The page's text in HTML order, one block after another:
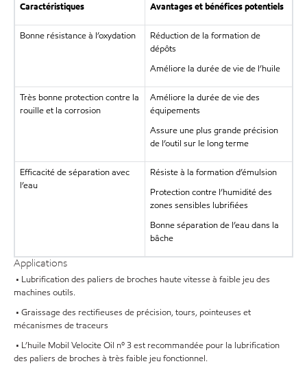
Caractéristiques Avantages et bénéfices potentiels
Bonne résistance à l’oxydation
Réduction de la formation de
dépôts
Améliore la durée de vie de l’huile
Très bonne protection contre la
rouille et la corrosion
Améliore la durée de vie des
équipements
Assure une plus grande précision
de l’outil sur le long terme
Efficacité de séparation avec
l’eau
Résiste à la formation d’émulsion
Protection contre l’humidité des
zones sensibles lubrifiées
Bonne séparation de l’eau dans la
bâche
Applications
• Lubrification des paliers de broches haute vitesse à faible jeu des
machines outils.
• Graissage des rectifieuses de précision, tours, pointeuses et
mécanismes de traceurs
• L’huile Mobil Velocite Oil nº 3 est recommandée pour la lubrification
des paliers de broches à très faible jeu fonctionnel.